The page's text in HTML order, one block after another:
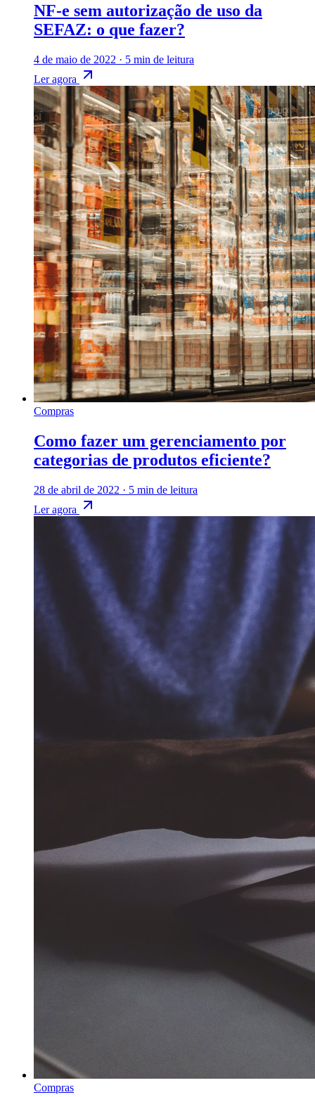
NF-e sem autorização de uso da
SEFAZ: o que fazer?
4 de maio de 2022 · 5 min de leitura
Ler agora
Compras
Como fazer um gerenciamento por
categorias de produtos eficiente?
28 de abril de 2022 · 5 min de leitura
Ler agora
Compras